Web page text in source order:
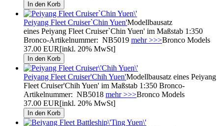
Peiyang Fleet Cruiser`Chin Yuen'Modellbausatz
eines Peiyang Fleet Cruiser`Chin Yuen' im Maßstab 1:350
Bronco-Artikelnummer: NB5019 mehr >>>Bronco Models
37.00 EUR[inkl. 20% MwSt]
Peiyang Fleet Cruiser'Chih Yuen'Modellbausatz eines Peiyang
Fleet Cruiser'Chih Yuen' im Maßstab 1:350 Bronco-
Artikelnummer: NB5018 mehr >>>Bronco Models
37.00 EUR[inkl. 20% MwSt]